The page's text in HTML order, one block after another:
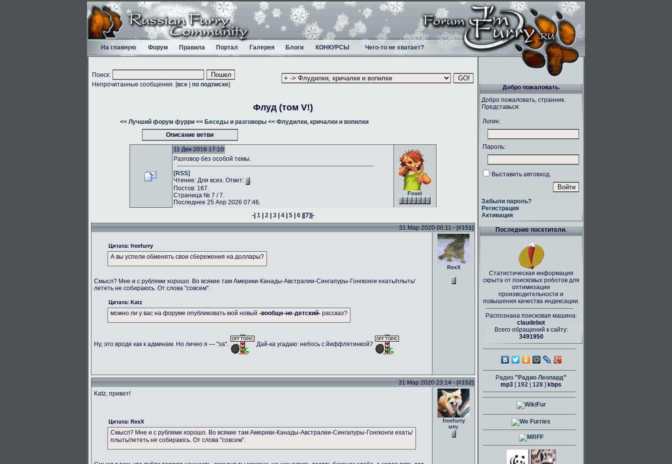
На главную Форум Правила Портал Галерея Блоги КОНКУРСЫ Чего-то не хватает?
Поиск:
Непрочитанные сообщения: [все по подписке]
Флуд (том V!)
<< Лучший форум фурри << Беседы и разговоры << Флудилки, кричалки и вопилки
Описание ветви
11 Дек 2016 17:10
Foxel
Разговор без особой темы.
[RSS]
Чтение: Для всех. Ответ:
.
Постов: 167.
Страница № 7 / 7.
Последнее 25 Апр 2026 07:46.
-| 1| 2| 3| 4| 5| 6|[7]|-
31 Мар 2020 06:11 - [#151]
Цитата: freefurry
А вы успели обменять свои сбережения на доллары?
Смысл? Мне и с рублями хорошо. Во всякие там Америки-Канады-Австралии-Сингапуры-Гонгконги ехать/плыть/
лететь не собираюсь. От слова "совсем".
Цитата: Katz
можно ли у вас на форуме опубликовать мой новый -вообще-не-детский- рассказ?
Ну, это вроде как к админам. Но лично я — "за". Дай-ка угадаю: небось с йиффлятинкой?
RexX
31 Мар 2020 23:14 - [#152]
Katz, привет!
Цитата: RexX
Смысл? Мне и с рублями хорошо. Во всякие там Америки-Канады-Австралии-Сингапуры-Гонгконги ехать/
плыть/лететь не собираюсь. От слова "совсем".
freefurry
мяу
Добро пожаловать.
Добро пожаловать, странник.
Представься:
Логин:
Пароль:
Выставить автовход.
Забыли пароль?
Регистрация
Активация
Последние посетители.
Статистическая информация
скрыта от поисковых роботов для
оптимизации
производительности и
повышения качества индексации.
Распознана поисковая машина:
claudebot
Всего обращений к сайту:
3491950
Радио " Радио Леопард"
mp3 [192 128 ] kbps